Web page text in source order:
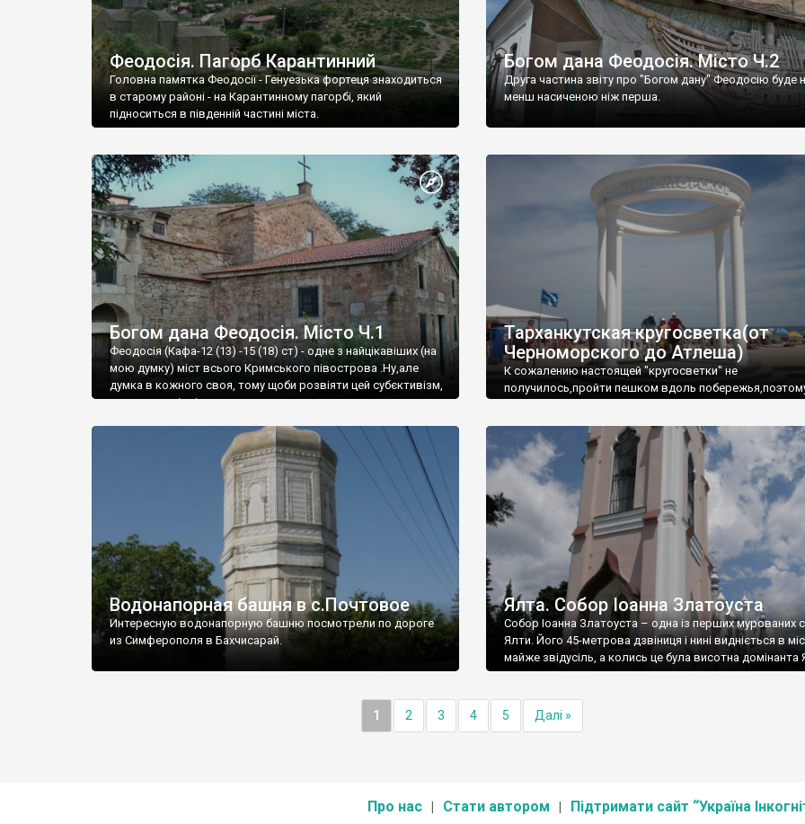
Феодосія. Пагорб Карантинний
Головна памятка Феодосії - Генуезька фортеця знаходиться
в старому районі - на Карантинному пагорбі, який
підноситься в південній частині міста.
Богом дана Феодосія. Місто Ч.2
Друга частина звіту про "Богом дану" Феодосію буде
менш насиченою ніж перша.
Богом дана Феодосія. Місто Ч.1
Феодосія (Кафа-12 (13) -15 (18) ст) - одне з найцікавіших (на
мою думку) міст всього Кримського півострова .Ну,але
думка в кожного своя, тому щоби розвіяти цей субєктивізм,
запрошую відвідати це
Тарханкутская кругосветка(от
Черноморского до Атлеша)
К сожалению настоящей "кругосветки" не
получилось,пройти пешком вдоль
Водонапорная башня в с.Почтовое
Интересную водонапорную башню посмотрели по дороге
из Симферополя в Бахчисарай.
Ялта. Собор Іоанна Златоуста
Собор Іоанна Златоуста – одна із перших мурованих
Ялти. Його 45-метрова дзвіниця і нині видніється в
майже звідусіль, а колись це була висотна домінанта
1 2 3 4 5 Далі »
Про нас Стати автором Підтримати сайт “Україна